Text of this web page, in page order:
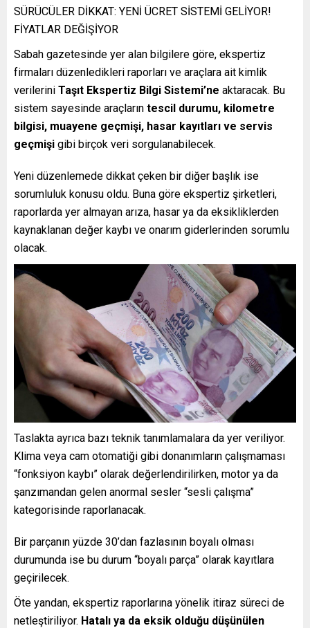
SÜRÜCÜLER DİKKAT: YENİ ÜCRET SİSTEMİ GELİYOR!
FİYATLAR DEĞİŞİYOR
Sabah gazetesinde yer alan bilgilere göre, ekspertiz
firmaları düzenledikleri raporları ve araçlara ait kimlik
verilerini Taşıt Ekspertiz Bilgi Sistemi’ne aktaracak. Bu
sistem sayesinde araçların tescil durumu, kilometre
bilgisi, muayene geçmişi, hasar kayıtları ve servis
geçmişi gibi birçok veri sorgulanabilecek.
Yeni düzenlemede dikkat çeken bir diğer başlık ise
sorumluluk konusu oldu. Buna göre ekspertiz şirketleri,
raporlarda yer almayan arıza, hasar ya da eksikliklerden
kaynaklanan değer kaybı ve onarım giderlerinden sorumlu
olacak.
Taslakta ayrıca bazı teknik tanımlamalara da yer veriliyor.
Klima veya cam otomatiği gibi donanımların çalışmaması
“fonksiyon kaybı” olarak değerlendirilirken, motor ya da
şanzımandan gelen anormal sesler “sesli çalışma”
kategorisinde raporlanacak.
Bir parçanın yüzde 30’dan fazlasının boyalı olması
durumunda ise bu durum “boyalı parça” olarak kayıtlara
geçirilecek.
Öte yandan, ekspertiz raporlarına yönelik itiraz süreci de
netleştiriliyor. Hatalı ya da eksik olduğu düşünülen